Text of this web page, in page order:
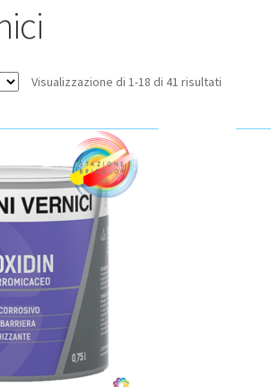
Visualizzazione di 1-18 di 41 risultatiPopolarità